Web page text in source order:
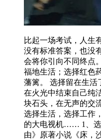
比起一场考试，人生
没有标准答案，也没
会将你引向不同终点
福地生活；选择红色
藩篱。 选择留在生活
在火光中结束自己纯
块石头，在无声的交
选择生活，选择工作
的大电视机…… 1、选
由》原著小说《床，